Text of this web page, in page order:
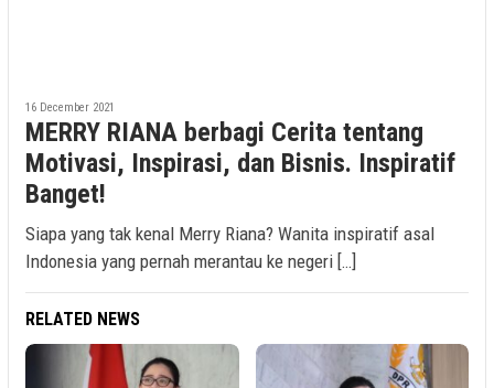
16 December 2021
MERRY RIANA berbagi Cerita tentang
Motivasi, Inspirasi, dan Bisnis. Inspiratif
Banget!
Siapa yang tak kenal Merry Riana? Wanita inspiratif asal
Indonesia yang pernah merantau ke negeri […]
RELATED NEWS